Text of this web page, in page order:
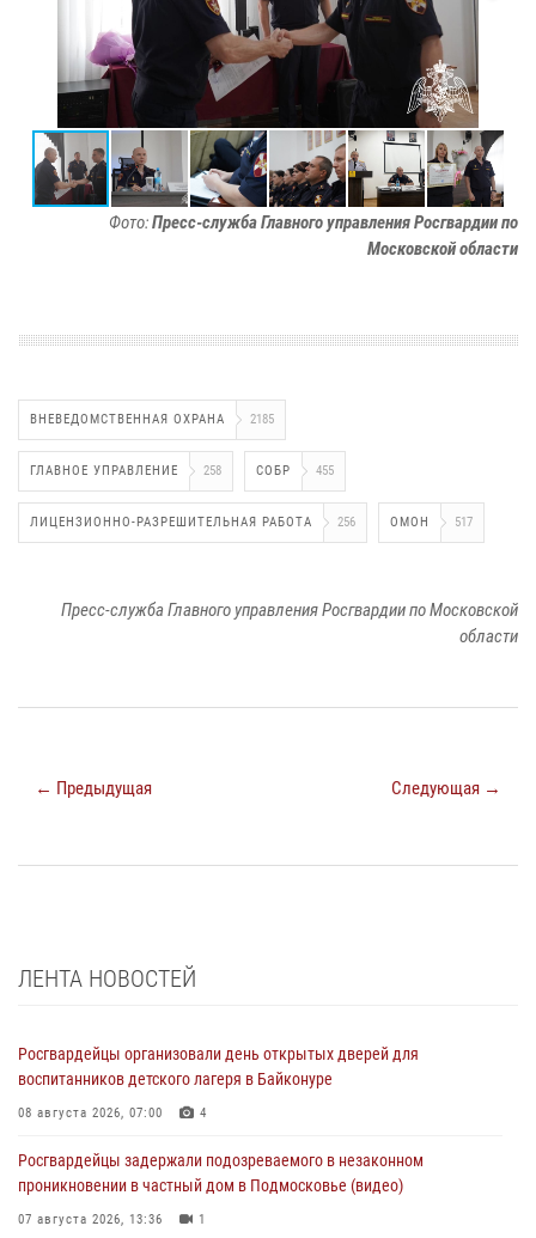
Фото:Пресс-служба Главного управления Росгвардии по
Московской области
ВНЕВЕДОМСТВЕННАЯ ОХРАНА 2185
ГЛАВНОЕ УПРАВЛЕНИЕ 258 СОБР 455
ЛИЦЕНЗИОННО-РАЗРЕШИТЕЛЬНАЯ РАБОТА 256 ОМОН 517
Пресс-служба Главного управления Росгвардии по Московской
области
← Предыдущая Следующая →
ЛЕНТА НОВОСТЕЙ
Росгвардейцы организовали день открытых дверей для
воспитанников детского лагеря в Байконуре
08 августа 2026, 07:00 4
Росгвардейцы задержали подозреваемого в незаконном
проникновении в частный дом в Подмосковье (видео)
07 августа 2026, 13:36 1